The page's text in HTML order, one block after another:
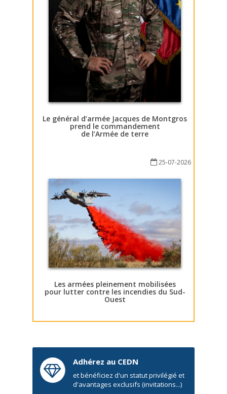
Le général d’armée Jacques de Montgros
prend le commandement
de l’Armée de terre
25-07-2026
Les armées pleinement mobilisées
pour lutter contre les incendies du Sud-
Ouest
Adhérez au CEDN
et bénéficiez d'un statut privilégié et
d'avantages exclusifs (invitations...)